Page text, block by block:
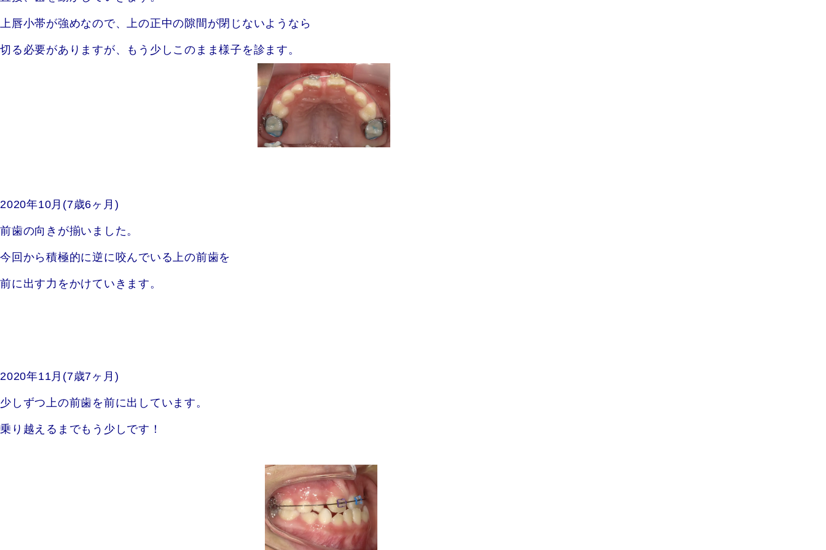
上唇小帯が強めなので、上の正中の隙間が閉じないようなら
切る必要がありますが、もう少しこのまま様子を診ます。
2020年10月(7歳6ヶ月)
前歯の向きが揃いました。
今回から積極的に逆に咬んでいる上の前歯を
前に出す力をかけていきます。
2020年11月(7歳7ヶ月)
少しずつ上の前歯を前に出しています。
乗り越えるまでもう少しです！